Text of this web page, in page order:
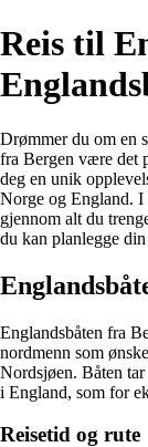
Reis til
Drømmer du om en
fra Bergen være det
deg en unik
Norge og England. I
gjennom alt du
du kan planlegge din
Englandsbåten fra
nordmenn som
Nordsjøen. Båten
i England, som for
Reisetid og rute